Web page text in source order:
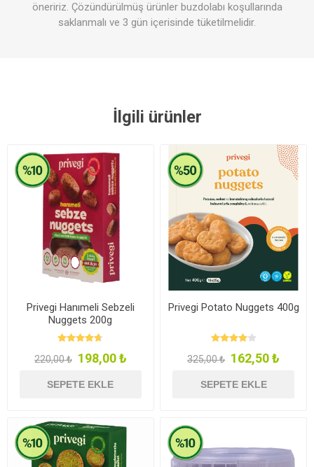
öneririz. Çözündürülmüş ürünler buzdolabı koşullarında
saklanmalı ve 3 gün içerisinde tüketilmelidir.
İlgili ürünler
Privegi Hanımeli Sebzeli
Nuggets 200g
220,00 ₺ 198,00 ₺
SEPETE EKLE
Privegi Potato Nuggets 400g
325,00 ₺ 162,50 ₺
SEPETE EKLE